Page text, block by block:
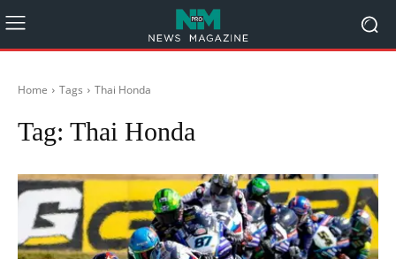
Home Tags Thai Honda
Tag: Thai Honda